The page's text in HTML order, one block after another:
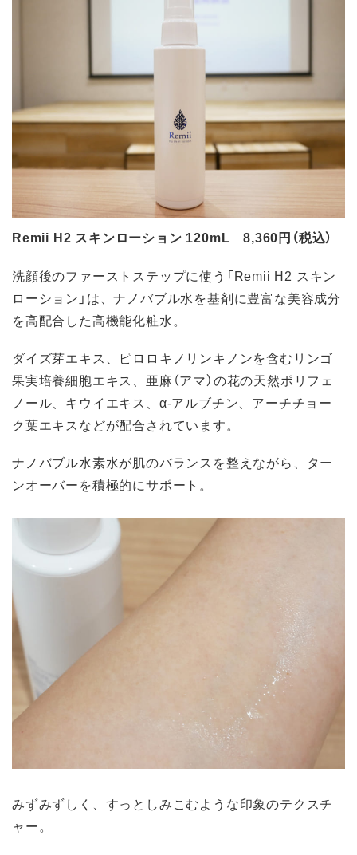
Remii H2 スキンローション 120mL 8,360円（税込）
洗顔後のファーストステップに使う「Remii H2 スキン
ローション」は、ナノバブル水を基剤に豊富な美容成分
を高配合した高機能化粧水。
ダイズ芽エキス、ピロロキノリンキノンを含むリンゴ
果実培養細胞エキス、亜麻（アマ）の花の天然ポリフェ
ノール、キウイエキス、α-アルブチン、アーチチョー
ク葉エキスなどが配合されています。
ナノバブル水素水が肌のバランスを整えながら、ター
ンオーバーを積極的にサポート。
みずみずしく、すっとしみこむような印象のテクスチ
ャー。